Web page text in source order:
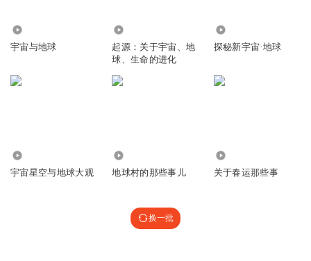
宇宙与地球
起源：关于宇宙、地
球、生命的进化
探秘新宇宙·地球
宇宙星空与地球大观 地球村的那些事儿 关于春运那些事
换一批